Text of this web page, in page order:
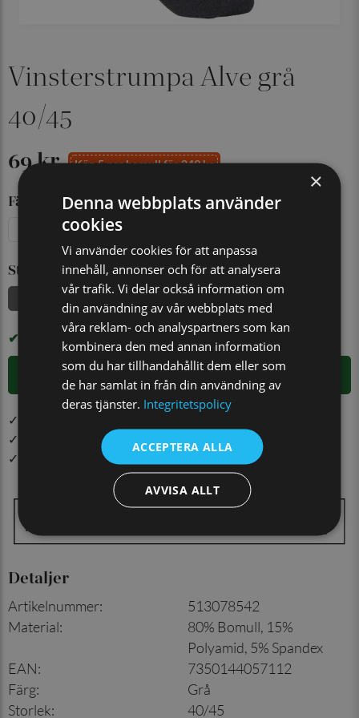
Vinsterstrumpa Alve grå
40/45
69 kr Köp 5 par bomull för 249 kr
Färg
Grå Svart
Storlek
I LAGER
LÄGG I VARUKORGEN
✓ Öppet köp i 30 dagar ✓ Fri frakt från 499 kr
✓ Din beställning skickas inom 1-2 vardagar
✓ Snabb leverans från vårt lager i Jönköping
Detaljer
Artikelnummer:
513078542
Material:
80% Bomull, 15%
Polyamid, 5% Spandex
EAN:
7350144057112
Färg:
Grå
Storlek: 40/45
×
Denna webbplats använder
cookies
Vi använder cookies för att anpassa
innehåll, annonser och för att analysera
vår trafik. Vi delar också information om
din användning av vår webbplats med
våra reklam- och analyspartners som kan
kombinera den med annan information
som du har tillhandahållit dem eller som
de har samlat in från din användning av
deras tjänster. Integritetspolicy
ACCEPTERA ALLA
AVVISA ALLT